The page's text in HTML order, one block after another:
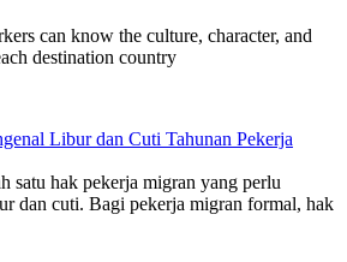
can know the culture, character, and
destination country
Libur dan Cuti Tahunan Pekerja
satu hak pekerja migran yang perlu
dan cuti. Bagi pekerja migran formal, hak